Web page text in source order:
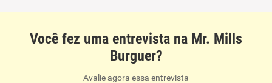
Você fez uma entrevista na Mr. Mills
Burguer?
Avalie agora essa entrevista